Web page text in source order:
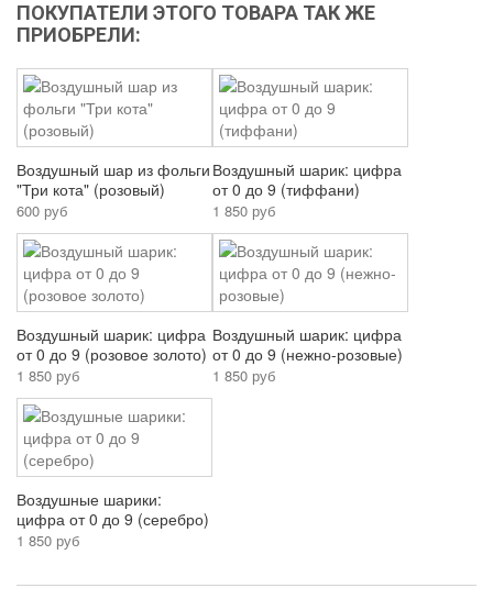
ПОКУПАТЕЛИ ЭТОГО ТОВАРА ТАК ЖЕ
ПРИОБРЕЛИ:
Воздушный шар из фольги
"Три кота" (розовый)
600 руб
Воздушный шарик: цифра
от 0 до 9 (тиффани)
1 850 руб
Воздушный шарик: цифра
от 0 до 9 (розовое золото)
1 850 руб
Воздушный шарик: цифра
от 0 до 9 (нежно-розовые)
1 850 руб
Воздушные шарики:
цифра от 0 до 9 (серебро)
1 850 руб